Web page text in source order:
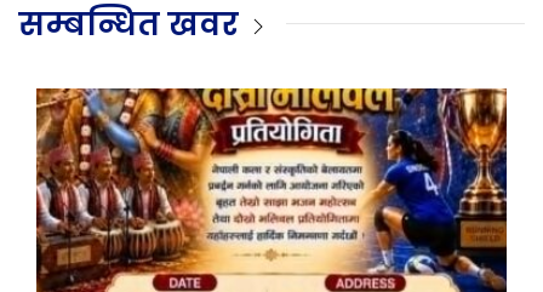
सम्बन्धित खवर